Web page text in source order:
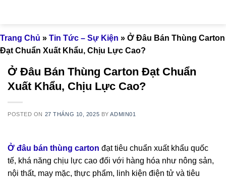
Trang Chủ » Tin Tức – Sự Kiện » Ở Đâu Bán Thùng Carton
Đạt Chuẩn Xuất Khẩu, Chịu Lực Cao?
Ở Đâu Bán Thùng Carton Đạt Chuẩn
Xuất Khẩu, Chịu Lực Cao?
POSTED ON 27 THÁNG 10, 2025 BYADMIN01
Ở đâu bán thùng carton đạt tiêu chuẩn xuất khẩu quốc
tế, khá năng chịu lực cao đối với hàng hóa như nông sản,
nội thất, may mặc, thực phẩm, linh kiện điện tử và tiêu